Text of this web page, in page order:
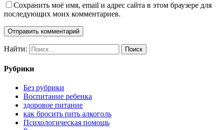
Сохранить моё имя, email и адрес сайта в этом браузере для
последующих моих комментариев.
Найти:
Рубрики
Без рубрики
Воспитание ребенка
здоровое питание
как бросить пить алкоголь
Психологическая помощь